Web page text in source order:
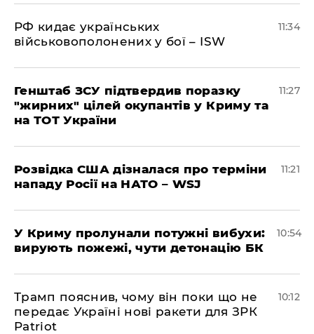
РФ кидає українських
військовополонених у бої – ISW
11:34
Генштаб ЗСУ підтвердив поразку
"жирних" цілей окупантів у Криму та
на ТОТ України
11:27
Розвідка США дізналася про терміни
нападу Росії на НАТО – WSJ
11:21
У Криму пролунали потужні вибухи:
вирують пожежі, чути детонацію БК
10:54
Трамп пояснив, чому він поки що не
передає Україні нові ракети для ЗРК
Patriot
10:12